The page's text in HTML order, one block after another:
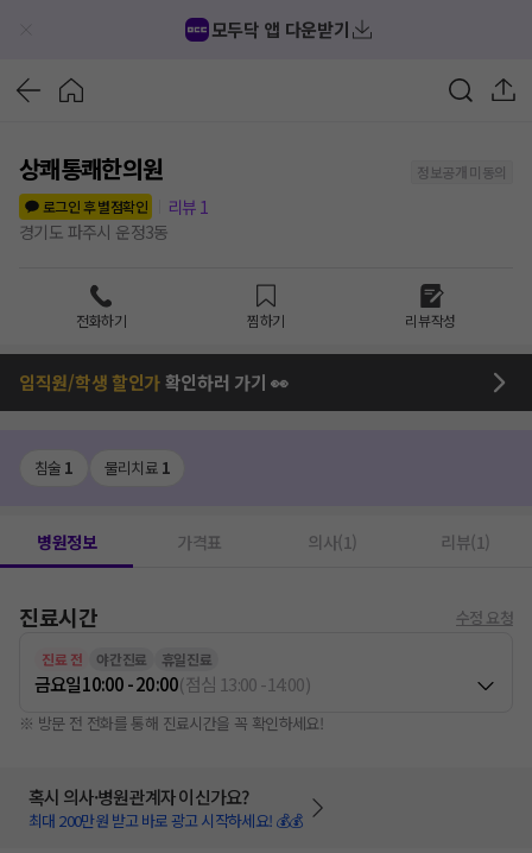
모두닥 앱 다운받기
상쾌통쾌한의원
정보공개 미동의
로그인 후 별점확인
리뷰 1
경기도 파주시 운정3동
전화하기 찜하기 리뷰작성
임직원/학생 할인가확인하러 가기 👀
침술 1 물리치료 1
병원정보 가격표 의사(1) 리뷰(1)
진료시간 수정 요청
진료 전 야간진료 휴일진료
금요일10:00 - 20:00(점심 13:00-14:00)
※ 방문 전 전화를 통해 진료시간을 꼭 확인하세요!
혹시 의사·병원관계자 이신가요?
최대 200만원 받고 바로 광고 시작하세요! 💰💰